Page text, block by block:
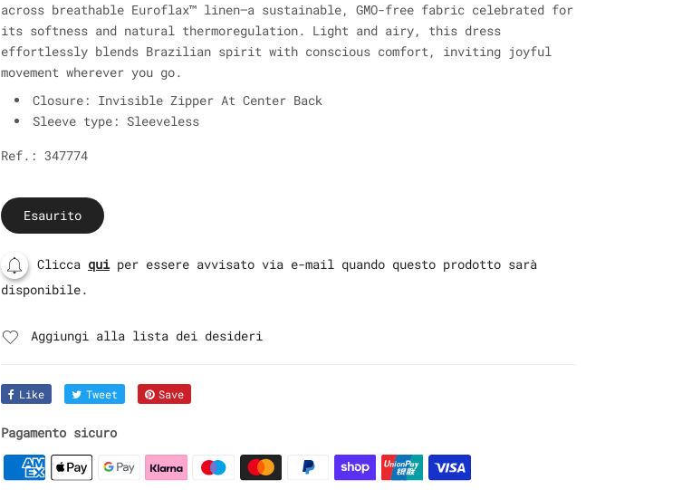
across breathable Euroflax™ linen—a sustainable, GMO-free fabric celebrated for
its softness and natural thermoregulation. Light and airy, this dress
effortlessly blends Brazilian spirit with conscious comfort, inviting joyful
movement wherever you go.
Closure: Invisible Zipper At Center Back
Sleeve type: Sleeveless
Ref.: 347774
Esaurito
Clicca qui per essere avvisato via e-mail quando questo prodotto sarà
disponibile.
Aggiungi alla lista dei desideri
Like Tweet Save
Pagamento sicuro